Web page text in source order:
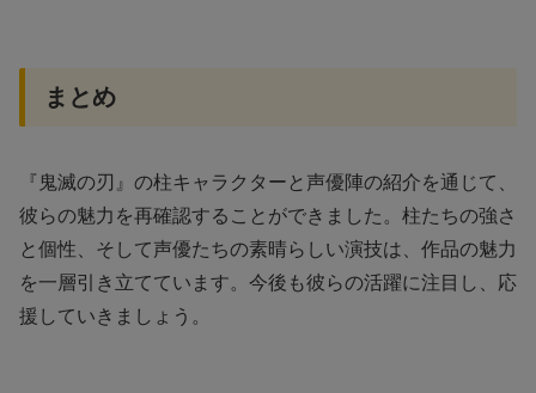
まとめ
『鬼滅の刃』の柱キャラクターと声優陣の紹介を通じて、
彼らの魅力を再確認することができました。柱たちの強さ
と個性、そして声優たちの素晴らしい演技は、作品の魅力
を一層引き立てています。今後も彼らの活躍に注目し、応
援していきましょう。